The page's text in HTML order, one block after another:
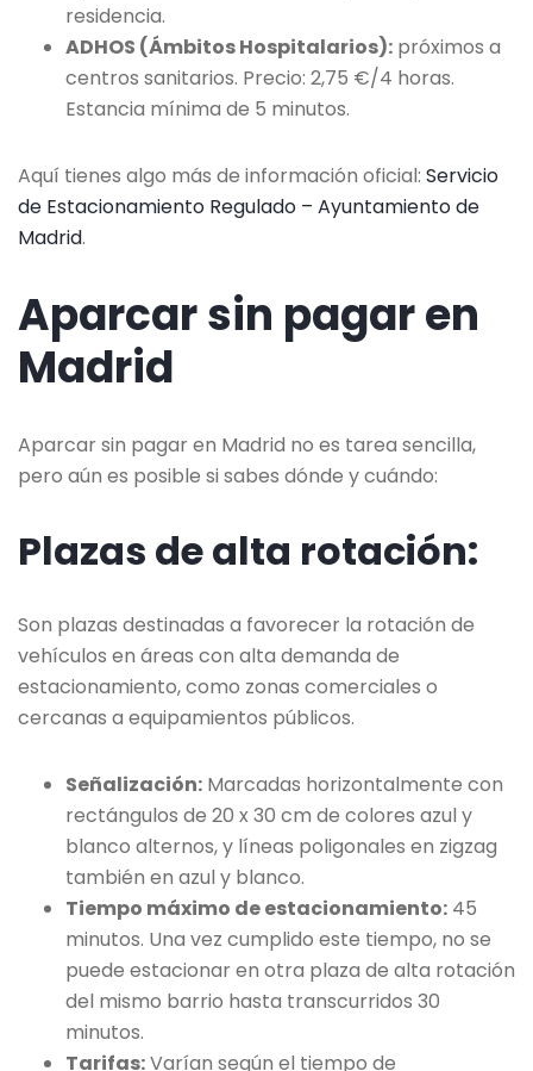
residencia.
ADHOS (Ámbitos Hospitalarios): próximos a
centros sanitarios. Precio: 2,75 €/4 horas.
Estancia mínima de 5 minutos.
Aquí tienes algo más de información oficial: Servicio
de Estacionamiento Regulado – Ayuntamiento de
Madrid.
Aparcar sin pagar en
Madrid
Aparcar sin pagar en Madrid no es tarea sencilla,
pero aún es posible si sabes dónde y cuándo:
Plazas de alta rotación:
Son plazas destinadas a favorecer la rotación de
vehículos en áreas con alta demanda de
estacionamiento, como zonas comerciales o
cercanas a equipamientos públicos.
Señalización: Marcadas horizontalmente con
rectángulos de 20 x 30 cm de colores azul y
blanco alternos, y líneas poligonales en zigzag
también en azul y blanco.
Tiempo máximo de estacionamiento: 45
minutos. Una vez cumplido este tiempo, no se
puede estacionar en otra plaza de alta rotación
del mismo barrio hasta transcurridos 30
minutos.
Tarifas:Varían según el tiempo de